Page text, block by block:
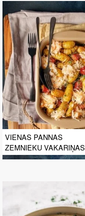
VIENAS PANNAS
ZEMNIEKU VAKARIŅAS